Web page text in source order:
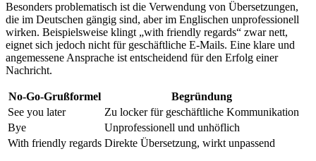
Besonders problematisch ist die Verwendung von Übersetzungen,
die im Deutschen gängig sind, aber im Englischen unprofessionell
wirken. Beispielsweise klingt „with friendly regards“ zwar nett,
eignet sich jedoch nicht für geschäftliche E-Mails. Eine klare und
angemessene Ansprache ist entscheidend für den Erfolg einer
Nachricht.
No-Go-Grußformel
Begründung
See you later
Zu locker für geschäftliche Kommunikation
Bye
Unprofessionell und unhöflich
With friendly regards Direkte Übersetzung, wirkt unpassend